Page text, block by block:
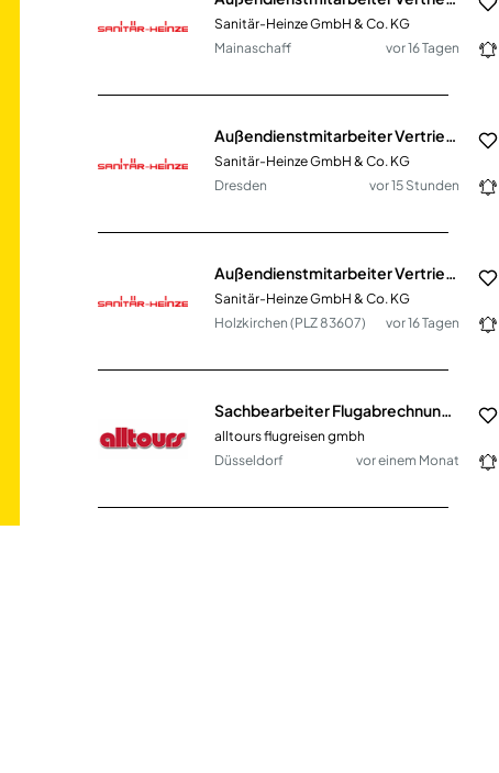
Sanitär-Heinze GmbH & Co. KG
Mainaschaff
vor 16 Tagen
Sanitär-Heinze GmbH & Co. KG
Dresden
vor 15 Stunden
Sanitär-Heinze GmbH & Co. KG
Holzkirchen (PLZ 83607)
vor 16 Tagen
Sachbearbeiter Flugabrechnung (m/w/d)
alltours flugreisen gmbh
Düsseldorf
vor einem Monat